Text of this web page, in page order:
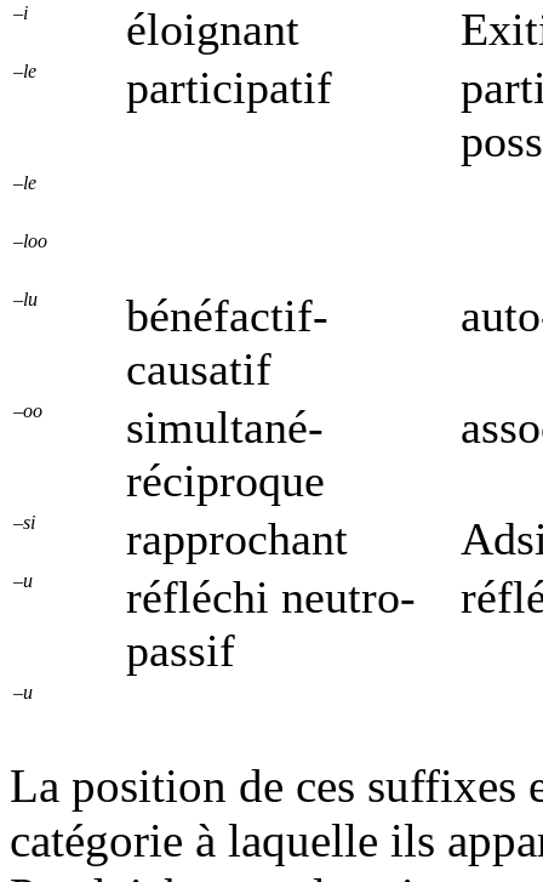
–i éloignant
–le participatif
–le
–loo
–lu
bénéfactif-
causatif
–oo
simultané-
réciproque
–si rapprochant
–u
réfléchi neutro-
passif
–u
La position de ces suffixes
catégorie à laquelle ils